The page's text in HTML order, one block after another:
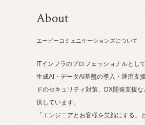
About
エーピーコミュニケーションズについて
ITインフラのプロフェッショナルとし
生成AI・データAI基盤の導入・運用支
ドのセキュリティ対策、DX開発支援
供しています。
「エンジニアとお客様を笑顔にする